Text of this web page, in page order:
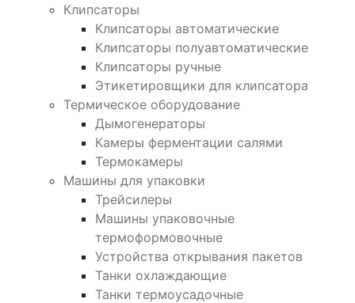
Клипсаторы
Клипсаторы автоматические
Клипсаторы полуавтоматические
Клипсаторы ручные
Этикетировщики для клипсатора
Термическое оборудование
Дымогенераторы
Камеры ферментации салями
Термокамеры
Машины для упаковки
Трейсилеры
Машины упаковочные
термоформовочные
Устройства открывания пакетов
Танки охлаждающие
Танки термоусадочные